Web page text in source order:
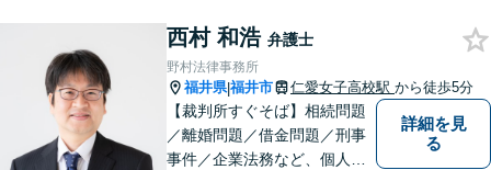
西村 和浩 弁護士
野村法律事務所
福井県|福井市 仁愛女子高校駅 から徒歩5分
【裁判所すぐそば】相続問題
／離婚問題／借金問題／刑事
事件／企業法務など、個人・
詳細を見
る